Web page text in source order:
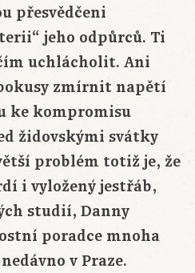
přesvědčeni
jeho odpůrců. Ti
uchlácholit. Ani
zmírnit napětí
ke kompromisu
židovskými svátky
problém totiž je, že
i vyložený jestřáb,
studií, Danny
poradce mnoha
v Praze.